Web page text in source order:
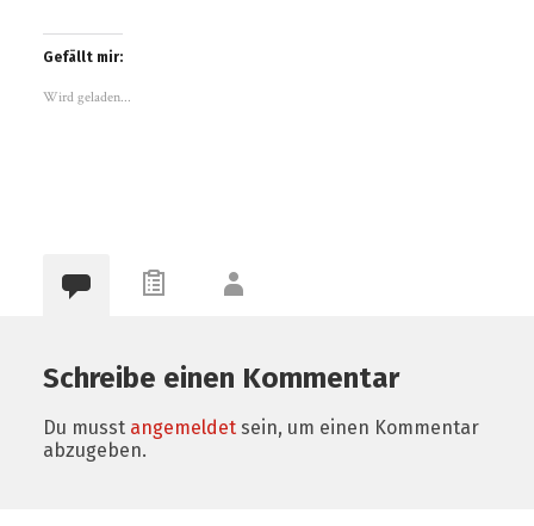
Gefällt mir:
Wird geladen...
Schreibe einen Kommentar
Du musst angemeldetsein, um einen Kommentar
abzugeben.